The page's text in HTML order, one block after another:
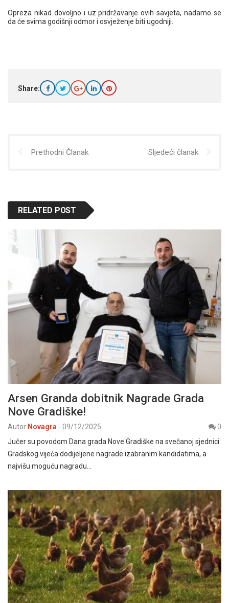
Opreza nikad dovoljno i uz pridržavanje ovih savjeta, nadamo se
da će svima godišnji odmor i osvježenje biti ugodniji.
Share:
Prethodni Članak Sljedeći članak
RELATED POST
Arsen Granda dobitnik Nagrade Grada
Nove Gradiške!
Autor Novagra - 09/12/2025
0
Jučer su povodom Dana grada Nove Gradiške na svečanoj sjednici
Gradskog vijeća dodijeljene nagrade izabranim kandidatima, a
najvišu moguću nagradu…